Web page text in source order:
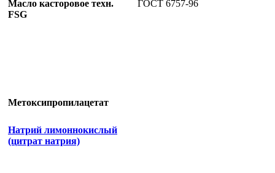
Масло касторовое техн.
FSG
ГОСТ 6757-96
Метоксипропилацетат
Натрий лимоннокислый
(цитрат натрия)